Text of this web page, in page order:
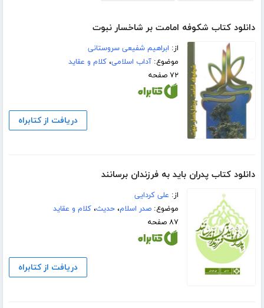
دانلود کتاب شکوفه امامت بر شاخسار نبوت
از: ابراهیم شفیعی سروستانی
موضوع:آداب اسلامی،کلام و عقاید
۷۲ صفحه
دریافت از کتابراه
دانلود کتاب پدران باید به فرزندان برسانند
از: علی کردایی
موضوع:صدر اسلام،حدیث،کلام و عقاید
۸۷ صفحه
دریافت از کتابراه